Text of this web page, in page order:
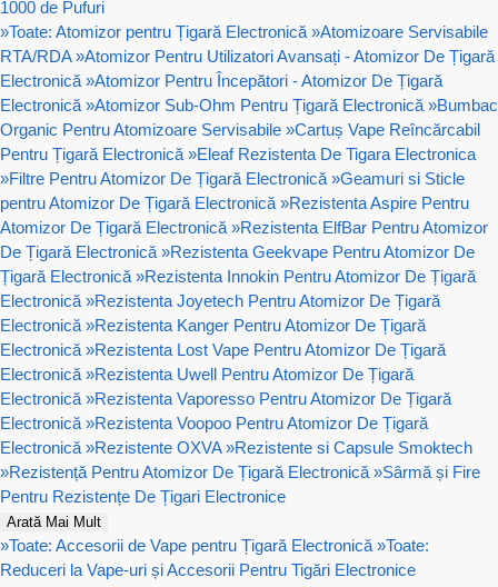
1000 de Pufuri
»Toate: Atomizor pentru Țigară Electronică »Atomizoare Servisabile
RTA/RDA »Atomizor Pentru Utilizatori Avansați - Atomizor De Țigară
Electronică »Atomizor Pentru Începători - Atomizor De Țigară
Electronică »Atomizor Sub-Ohm Pentru Țigară Electronică »Bumbac
Organic Pentru Atomizoare Servisabile »Cartuș Vape Reîncărcabil
Pentru Țigară Electronică »Eleaf Rezistenta De Tigara Electronica
»Filtre Pentru Atomizor De Țigară Electronică »Geamuri si Sticle
pentru Atomizor De Țigară Electronică »Rezistenta Aspire Pentru
Atomizor De Țigară Electronică »Rezistenta ElfBar Pentru Atomizor
De Țigară Electronică »Rezistenta Geekvape Pentru Atomizor De
Țigară Electronică »Rezistenta Innokin Pentru Atomizor De Țigară
Electronică »Rezistenta Joyetech Pentru Atomizor De Țigară
Electronică »Rezistenta Kanger Pentru Atomizor De Țigară
Electronică »Rezistenta Lost Vape Pentru Atomizor De Țigară
Electronică »Rezistenta Uwell Pentru Atomizor De Țigară
Electronică »Rezistenta Vaporesso Pentru Atomizor De Țigară
Electronică »Rezistenta Voopoo Pentru Atomizor De Țigară
Electronică »Rezistente OXVA »Rezistente si Capsule Smoktech
»Rezistență Pentru Atomizor De Țigară Electronică »Sârmă și Fire
Pentru Rezistențe De Țigari Electronice
Arată Mai Mult
»Toate: Accesorii de Vape pentru Țigară Electronică »Toate:
Reduceri la Vape-uri și Accesorii Pentru Tigări Electronice